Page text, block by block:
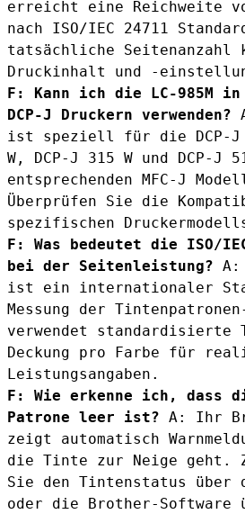
erreicht eine Reichweite
nach ISO/IEC 24711
tatsächliche Seitenanzahl
Druckinhalt und -
F: Kann ich die LC-985M
DCP-J Druckern verwenden?
ist speziell für die DCP-J
W, DCP-J 315 W und DCP-J
entsprechenden MFC-J
Überprüfen Sie die
spezifischen
F: Was bedeutet die ISO/
bei der Seitenleistung? A:
ist ein internationaler
Messung der
verwendet standardisierte
Deckung pro Farbe für
Leistungsangaben.
F: Wie erkenne ich, dass
Patrone leer ist? A: Ihr
zeigt automatisch
die Tinte zur Neige geht.
Sie den Tintenstatus über
oder die Brother-Software